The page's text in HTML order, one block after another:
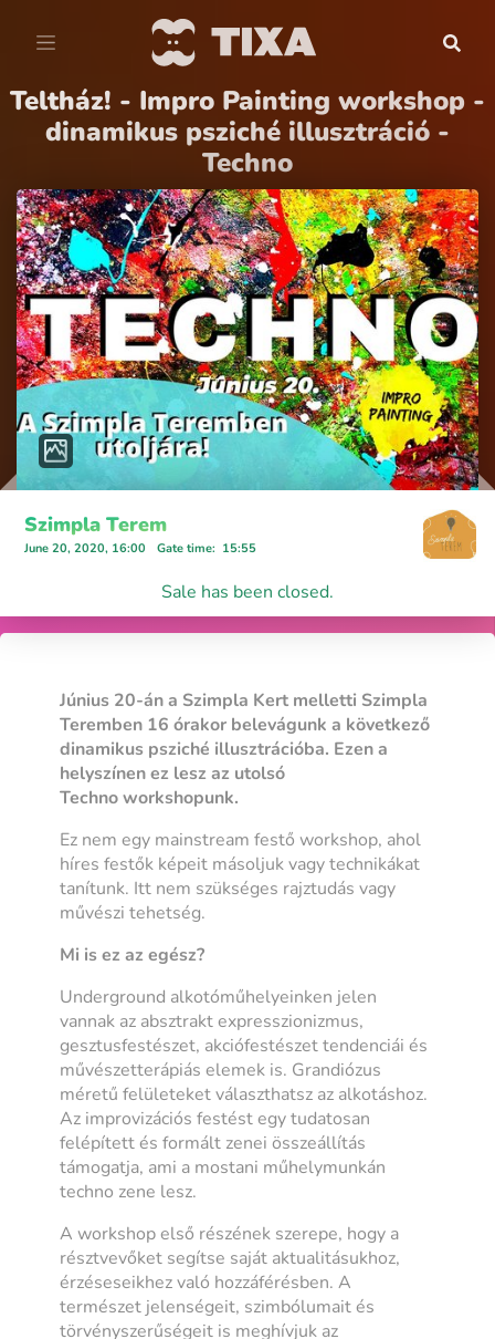
Teltház! - Impro Painting workshop -
dinamikus psziché illusztráció -
Techno
Szimpla Terem
June 20, 2020, 16:00 Gate time: 15:55
Sale has been closed.
Június 20-án a Szimpla Kert melletti Szimpla
Teremben 16 órakor belevágunk a következő
dinamikus psziché illusztrációba. Ezen a
helyszínen ez lesz az utolsó
Techno workshopunk.
Ez nem egy mainstream festő workshop, ahol
híres festők képeit másoljuk vagy technikákat
tanítunk. Itt nem szükséges rajztudás vagy
művészi tehetség.
Mi is ez az egész?
Underground alkotóműhelyeinken jelen
vannak az absztrakt expresszionizmus,
gesztusfestészet, akciófestészet tendenciái és
művészetterápiás elemek is. Grandiózus
méretű felületeket választhatsz az alkotáshoz.
Az improvizációs festést egy tudatosan
felépített és formált zenei összeállítás
támogatja, ami a mostani műhelymunkán
techno zene lesz.
A workshop első részének szerepe, hogy a
résztvevőket segítse saját aktualitásukhoz,
érzéseseikhez való hozzáférésben. A
természet jelenségeit, szimbólumait és
törvényszerűségeit is meghívjuk az